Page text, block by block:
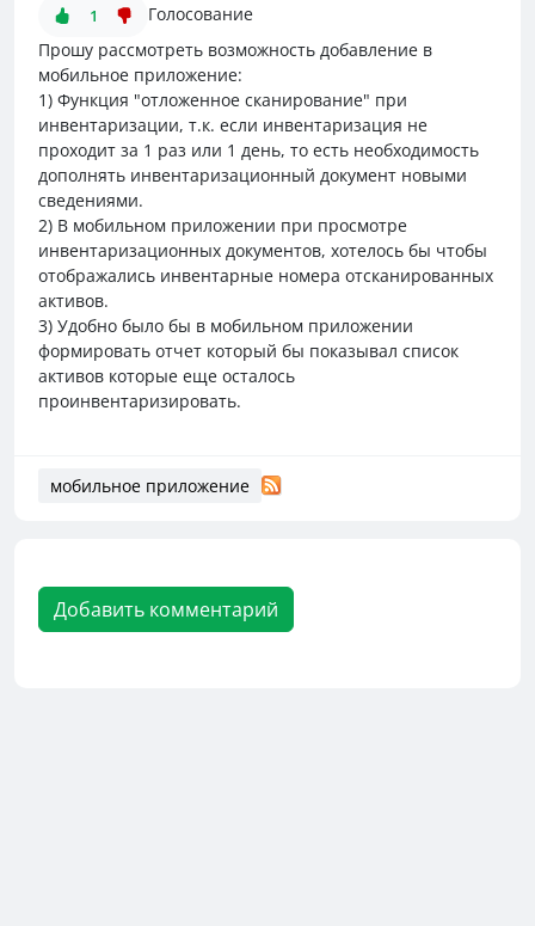
1
Голосование
Прошу рассмотреть возможность добавление в
мобильное приложение:
1) Функция "отложенное сканирование" при
инвентаризации, т.к. если инвентаризация не
проходит за 1 раз или 1 день, то есть необходимость
дополнять инвентаризационный документ новыми
сведениями.
2) В мобильном приложении при просмотре
инвентаризационных документов, хотелось бы чтобы
отображались инвентарные номера отсканированных
активов.
3) Удобно было бы в мобильном приложении
формировать отчет который бы показывал список
активов которые еще осталось
проинвентаризировать.
мобильное приложение
Добавить комментарий